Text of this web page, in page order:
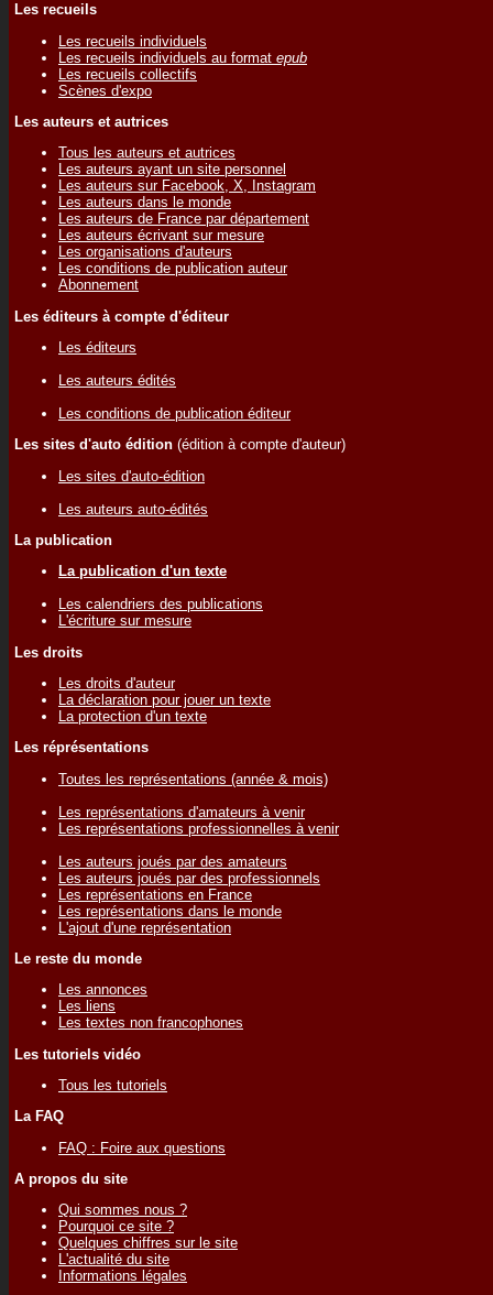
Les recueils
Les recueils individuels
Les recueils individuels au format epub
Les recueils collectifs
Scènes d'expo
Les auteurs et autrices
Tous les auteurs et autrices
Les auteurs ayant un site personnel
Les auteurs sur Facebook, X, Instagram
Les auteurs dans le monde
Les auteurs de France par département
Les auteurs écrivant sur mesure
Les organisations d'auteurs
Les conditions de publication auteur
Abonnement
Les éditeurs à compte d'éditeur
Les éditeurs
Les auteurs édités
Les conditions de publication éditeur
Les sites d'auto édition (édition à compte d'auteur)
Les sites d'auto-édition
Les auteurs auto-édités
La publication
La publication d'un texte
Les calendriers des publications
L'écriture sur mesure
Les droits
Les droits d'auteur
La déclaration pour jouer un texte
La protection d'un texte
Les réprésentations
Toutes les représentations (année & mois)
Les représentations d'amateurs à venir
Les représentations professionnelles à venir
Les auteurs joués par des amateurs
Les auteurs joués par des professionnels
Les représentations en France
Les représentations dans le monde
L'ajout d'une représentation
Le reste du monde
Les annonces
Les liens
Les textes non francophones
Les tutoriels vidéo
Tous les tutoriels
La FAQ
FAQ : Foire aux questions
A propos du site
Qui sommes nous ?
Pourquoi ce site ?
Quelques chiffres sur le site
L'actualité du site
Informations légales